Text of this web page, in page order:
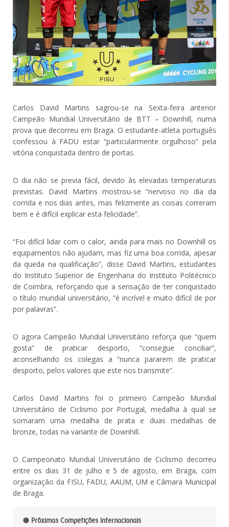
Carlos David Martins sagrou-se na Sexta-feira anterior
Campeão Mundial Universitário de BTT – Downhill, numa
prova que decorreu em Braga. O estudante-atleta português
confessou à FADU estar “particularmente orgulhoso” pela
vitória conquistada dentro de portas.
O dia não se previa fácil, devido às elevadas temperaturas
previstas. David Martins mostrou-se “nervoso no dia da
corrida e nos dias antes, mas felizmente as coisas correram
bem e é difícil explicar esta felicidade”.
“Foi difícil lidar com o calor, ainda para mais no Downhill os
equipamentos não ajudam, mas fiz uma boa corrida, apesar
da queda na qualificação”, disse David Martins, estudantes
do Instituto Superior de Engenharia do Instituto Politécnico
de Coimbra, reforçando que a sensação de ter conquistado
o título mundial universitário, “é incrível e muito difícil de por
por palavras”.
O agora Campeão Mundial Universitário reforça que “quem
gosta” de praticar desporto, “consegue conciliar”,
aconselhando os colegas a “nunca pararem de praticar
desporto, pelos valores que este nos transmite”.
Carlos David Martins foi o primeiro Campeão Mundial
Universitário de Ciclismo por Portugal, medalha à qual se
somaram uma medalha de prata e duas medalhas de
bronze, todas na variante de Downhill.
O Campeonato Mundial Universitário de Ciclismo decorreu
entre os dias 31 de julho e 5 de agosto, em Braga, com
organização da FISU, FADU, AAUM, UM e Câmara Municipal
de Braga.
Próximas Competições Internacionais